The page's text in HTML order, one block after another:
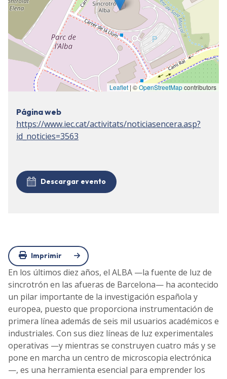
Leaflet| ©OpenStreetMapcontributors
Página web
https://www.iec.cat/activitats/noticiasencera.asp?
id_noticies=3563
Descargar evento
Imprimir
En los últimos diez años, el ALBA —la fuente de luz de
sincrotrón en las afueras de Barcelona— ha acontecido
un pilar importante de la investigación española y
europea, puesto que proporciona instrumentación de
primera línea además de seis mil usuarios académicos e
industriales. Con sus diez líneas de luz experimentales
operativas —y mientras se construyen cuatro más y se
pone en marcha un centro de microscopia electrónica
—, es una herramienta esencial para emprender los